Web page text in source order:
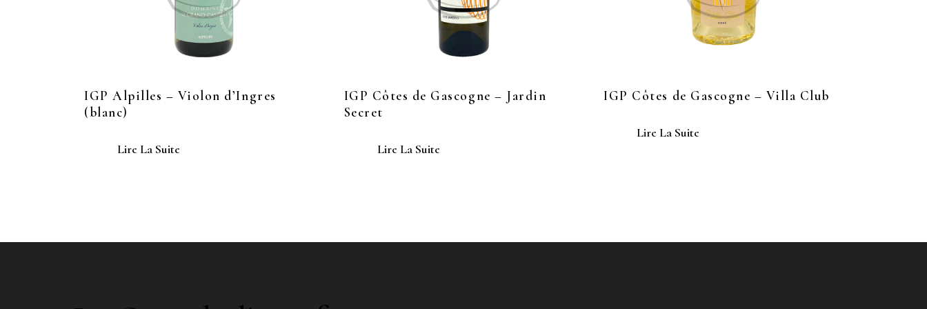
IGP Alpilles – Violon d’Ingres
(blanc)
Lire La Suite
IGP Côtes de Gascogne – Jardin
Secret
Lire La Suite
IGP Côtes de Gascogne – Villa Club
Lire La Suite